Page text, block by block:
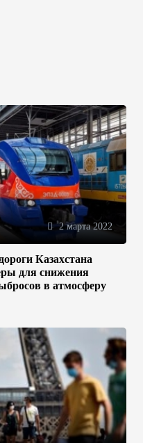
2 марта 2022
Казахстана
для снижения
в атмосферу